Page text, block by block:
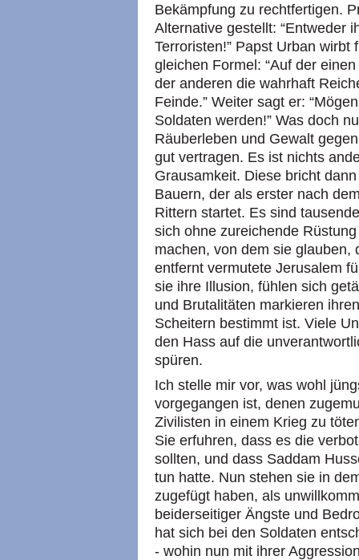
Bekämpfung zu rechtfertigen.
Alternative gestellt: “Entweder
Terroristen!” Papst Urban
gleichen Formel: “Auf der
der anderen die wahrhaft
Feinde.” Weiter sagt er:
Soldaten werden!” Was doch
Räuberleben und Gewalt
gut vertragen. Es ist nichts
Grausamkeit. Diese bricht
Bauern, der als erster nach
Rittern startet. Es sind
sich ohne zureichende
machen, von dem sie glauben,
entfernt vermutete Jerusalem
sie ihre Illusion, fühlen sich
und Brutalitäten markieren
Scheitern bestimmt ist. Viele
den Hass auf die
spüren.
Ich stelle mir vor, was wohl
vorgegangen ist, denen
Zivilisten in einem Krieg zu
Sie erfuhren, dass es die
sollten, und dass Saddam
tun hatte. Nun stehen sie in
zugefügt haben, als
beiderseitiger Ängste und
hat sich bei den Soldaten
- wohin nun mit ihrer